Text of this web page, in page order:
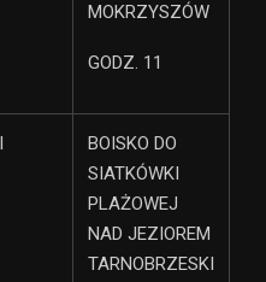
MOKRZYSZÓW
GODZ. 11
BOISKO DO
SIATKÓWKI
PLAŻOWEJ
NAD JEZIOREM
TARNOBRZESKI